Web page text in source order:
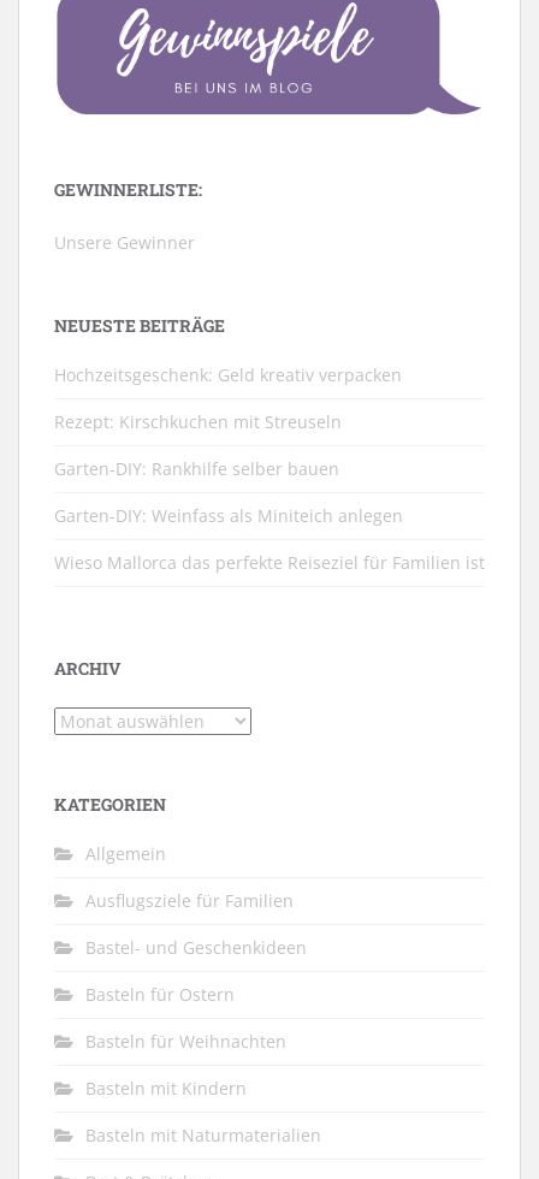
GEWINNERLISTE:
Unsere Gewinner
NEUESTE BEITRÄGE
Hochzeitsgeschenk: Geld kreativ verpacken
Rezept: Kirschkuchen mit Streuseln
Garten-DIY: Rankhilfe selber bauen
Garten-DIY: Weinfass als Miniteich anlegen
Wieso Mallorca das perfekte Reiseziel für Familien ist
ARCHIV
Archiv
KATEGORIEN
Allgemein
Ausflugsziele für Familien
Bastel- und Geschenkideen
Basteln für Ostern
Basteln für Weihnachten
Basteln mit Kindern
Basteln mit Naturmaterialien